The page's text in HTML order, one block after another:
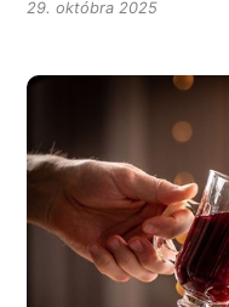
29. októbra 2025